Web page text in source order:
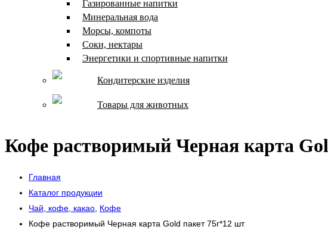
Газированные напитки
Минеральная вода
Морсы, компоты
Соки, нектары
Энергетики и спортивные напитки
Кондитерские изделия
Товары для животных
Кофе растворимый Черная карта
Главная
Каталог продукции
Чай, кофе, какао Кофе
Кофе растворимый Черная карта Gold пакет 75г*12 шт